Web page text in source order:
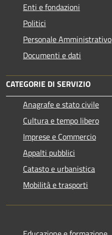
Enti e fondazioni
Politici
Personale Amministrativo
Documenti e dati
CATEGORIE DI SERVIZIO
Anagrafe e stato civile
Cultura e tempo libero
Imprese e Commercio
Appalti pubblici
Catasto e urbanistica
Mobilità e trasporti